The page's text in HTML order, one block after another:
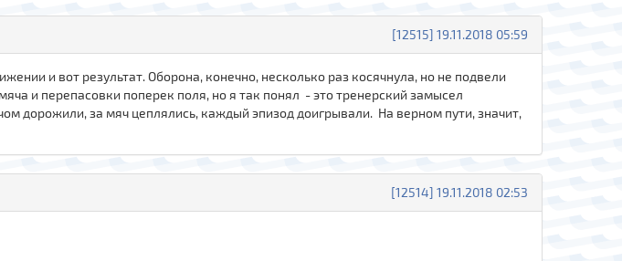
[12515] 19.11.2018 05:59
и вот результат. Оборона, конечно, несколько раз косячнула, но не подвели
и перепасовки поперек поля, но я так понял - это тренерский замысел
дорожили, за мяч цеплялись, каждый эпизод доигрывали. На верном пути, значит,
[12514] 19.11.2018 02:53